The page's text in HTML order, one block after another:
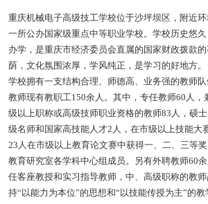
重庆机械电子高级技工学校位于沙坪坝区，附近
一所公办国家级重点中等职业学校。学校历史悠
办学，是重庆市经济委员会直属的国家财政拨款
荫，文化氛围浓厚，学风纯正，是学习的好地方。
学校拥有一支结构合理、师德高、业务强的教师
教师现有教职工150余人。其中，专任教师60人，
级以上职称或高级技师职业资格的教师83人，硕
级名师和国家高技能人才2人，在市级以上技能大
23人在市级以上教育论文赛中获得一、二、三等
教育研究室各学科中心组成员。另有外聘教师60
任客座教授和实习指导教师，中、高级职称的教
持“以能力为本位”的思想和“以技能传授为主”的